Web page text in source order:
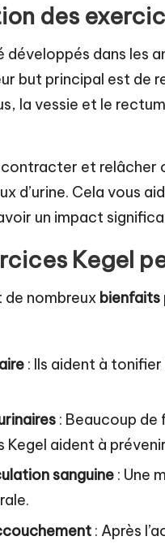
des
développés dans les
but principal est de
la vessie et le
et relâcher
d’urine. Cela vous
un impact
Kegel
de nombreux bienfaits
: Ils aident à
: Beaucoup
Kegel aident à
sanguine : Une
: Après